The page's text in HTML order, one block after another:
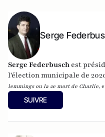
Serge
Serge Federbusch est
l'élection municipale de
lemmings ou la 2e mort de Charlie,
fatal quinquennat
SUIVRE